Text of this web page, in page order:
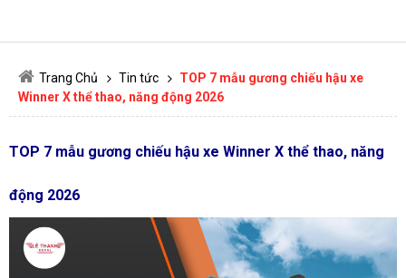
Trang Chủ Tin tức
TOP 7 mẫu gương chiếu hậu xe
Winner X thể thao, năng động 2026
TOP 7 mẫu gương chiếu hậu xe Winner X thể thao, năng
động 2026